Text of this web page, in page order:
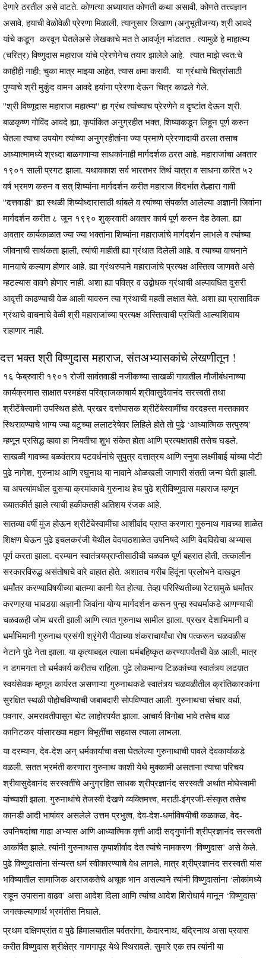
देणारे ठरतील असे वाटते. कोणत्या अध्यायात कोणती कथा असावी, कोणते तत्त्वज्ञान
असावे, हयाची वेळोवेळी प्रेरणा मिळाली, त्यानुसार लिखाण (अनुभूतीजन्य) श्री आवदे
यांचे कडून करवून घेतलेअसे लेखकाचे मत ते आवर्जून मांडतात . त्यामुळे हे माहात्म्य
(चरित्र) विष्णुदास महाराज यांचे प्रेरणेनेच तयार झालेले आहे. त्यात माझे स्वत:चे
काहीही नाही; चुका मात्र माझ्या आहेत, त्यास क्षमा करावी. या ग्रंथाचे चित्रांसाठी
पुण्याचे श्री मुकुंद वामन आवदे हयांना प्रेरणा देऊन चित्र काढले गेले.
''श्री विष्णूदास महाराज महात्म्य'' हा ग्रंथ त्यांच्याच प्रेरणेने व दृष्टांत देऊन श्री.
बाळकृष्ण गोविंद आवदे ह्या, कृपांकित अनुग्रहीत भक्त, शिष्याकडून लिहून पूर्ण करुन
घेतला त्याचा उपयोग त्यांच्या अनुग्रहीतांना ज्या प्रमाणे प्रेरणादायी ठरला तसाच
आध्यात्मामध्ये श्रध्दा बाळगणाऱ्या साधकांनाही मार्गदर्शक ठरत आहे. महाराजांचा अवतार
१९०१ साली प्रगट झाला. यथावकाश सर्व भारतभर तिर्थ यात्रा व साधना करित ५२
वर्ष भ्रमण करुन व सत् शिष्यांना मार्गदर्शन करीत महाराज विदर्भात तेल्हारा गावी
''दत्तवाडी'' ह्या स्थळी शिष्योध्दारासाठी थांबले व त्यांच्या संपर्कात आलेल्या अज्ञानी जिवांना
मार्गदर्शन करीत ८ जून १९९० शुक्रवारी अवतार कार्य पूर्ण करुन देह ठेवला. ह्या
अवतार कार्यकाळात ज्या ज्या भक्तांना शिष्यांना महाराजांचे मार्गदर्शन लाभले व त्यांच्या
जीवनाची सार्थकता झाली, त्यांची माहीती ह्या ग्रंथात दिलेली आहे. व त्याच्या वाचनाने
मानवाचे कल्याण होणार आहे. ह्या ग्रंथरुपाने महाराजांचे प्रत्यक्ष अस्तित्व जाणवते असे
म्हटल्यास वावगे होणार नाही. अशा ह्या पवित्र व उद्बोधक ग्रंथाची अल्पावधित दुसरी
आवृत्ती काढण्याची वेळ आली यावरुन त्या ग्रंथाची महती लक्षात येते. अशा ह्या प्रासादिक
ग्रंथाचे वाचनाचे वेळी श्री महाराजांच्या प्रत्यक्ष अस्तित्वाची प्रचिती आल्याशिवाय
राहाणार नाही.
दत्त भक्त श्री विष्णुदास महाराज, संतअभ्यासकांचे लेखणीतून !
१६ फेब्रुवारी १९०१ रोजी सावंतवाडी नजीकच्या साखळी गावातील मौजीबंधनाच्या
कार्यक्रमास साक्षात परमहंस परिव्राजकाचार्य श्रीवासुदेवानंद सरस्वती तथा
श्रीटेंबेस्वामी उपस्थित होते. प्रखर दत्तोपासक श्रीटेंबेस्वामींचा वरदहस्त मस्तकावर
स्थिरावण्याचे भाग्य ज्या बटूच्या ललाटरेषेवर लिहिले होते तो पुढे ‘आध्यात्मिक सत्पुरुष’
म्हणून प्रसिद्ध व्हावा हा नियतीचा शुभ संकेत होता आणि प्रत्यक्षातही तसेच घडले.
साखळी गावच्या बळवंतराव पटवर्धनांचे सुपुत्र दत्तात्रय आणि स्नुषा लक्ष्मीबाई यांच्या पोटी
पुढे नागेश, गुरुनाथ आणि रघुनाथ या नावाने ओळखली जाणारी संतती जन्म घेती झाली.
या अपत्यांमधील दुसऱ्या क्रमांकाचे गुरुनाथ हेच पुढे श्रीविष्णुदास महाराज म्हणून
ख्यातकीर्त झाले त्याची हकीकतही अतिशय रंजक आहे.
सातव्या वर्षी मुंज होऊन श्रीटेंबेस्वामींचा आशीर्वाद प्राप्त करणारा गुरुनाथ गावच्या शाळेत
शिक्षण घेऊन पुढे इचलकरंजी येथील वेदपाठशाळेत उपनिषदे आणि वेदविद्येचा अभ्यास
पूर्ण करता झाला. दरम्यान स्वातंत्र्यप्राप्तीसाठीची चळवळ पूर्ण बहरात होती, तत्कालीन
सरकारविरुद्ध असंतोषाचे वारे वाहात होते. अशातच गरीब हिंदूंना प्रलोभने दाखवून
धर्मांतर करण्याविषयीच्या बातम्या कानी येत होत्या. तेव्हा परिस्थितीच्या रेटय़ामुळे धर्मांतर
करणाऱया भाबडय़ा अज्ञानी जिवांना योग्य मार्गदर्शन करून पुन्हा स्वधर्माकडे आणण्याची
चळवळही जोम धरती झाली आणि त्यात गुरुनाथ सामील झाला. प्रखर देशाभिमानी व
धर्माभिमानी गुरुनाथ प्रसंगी श्रृंगेरी पीठाच्या शंकराचार्यांचा रोष पत्करून चळवळीस
नेटाने पुढे नेता झाला. या कृत्याबद्दल त्याला धर्मबहिष्कृत करण्यापर्यंतची वेळ आली, मात्र
न डगमगता तो धर्मकार्य करीतच राहिला. पुढे लोकमान्य टिळकांच्या स्वातंत्र्य लढय़ात
स्वयंसेवक म्हणून कार्यरत असणाऱ्या गुरुनाथकडे स्वातंत्र्य चळवळीतील क्रांतिकारकांना
सुरक्षित स्थळी पोहोचविण्याची जबाबदारी सोपविण्यात आली. गुरुनाथचा संचार वर्धा,
पवनार, अमरावतीपासून थेट लाहोरपर्यंत झाला. आचार्य विनोबा भावे तसेच बाळ
कानिटकर यांसारख्या महान विभूतींचा सहवास त्याला लाभला.
या दरम्यान, देव-देश अन् धर्मकार्याचा वसा घेतलेल्या गुरुनाथाची पावले देवकार्याकडे
वळली. सतत भ्रमंती करणारा गुरुनाथ काशी येथे मुक्कामी असताना त्याचा परिचय
श्रीवासुदेवानंद सरस्वतींचे अनुग्रहित साधक श्रीप्रज्ञानंद सरस्वती अर्थात मोघेस्वामी
यांच्याशी झाला. गुरुनाथांचे तेजस्वी देखणे व्यक्तिमत्त्व, मराठी-इंग्रजी-संस्कृत तसेच
कानडी आदी भाषांवर असलेले उत्तम प्रभुत्व, देव-देश-धर्माविषयीची कळकळ, वेद-
उपनिषदांचा गाढा अभ्यास आणि आध्यात्मिक वृत्ती आदी सद्गुणांनी श्रीप्रज्ञानंद सरस्वती
आकर्षित झाले. त्यांनी गुरुनाथास कृपाशीर्वाद देत त्यांचे नामकरण ‘विष्णुदास’ असे केले.
पुढे विष्णुदासांना संन्यस्त धर्म स्वीकारण्याचे वेध लागले, मात्र श्रीप्रज्ञानंद सरस्वती यांस
भविष्यातील सामाजिक अराजकतेचे अचूक भान असल्याने त्यांनी विष्णुदासांना ‘लोकांमध्ये
राहून उपासना वाढव’ असा आदेश दिला आणि त्यांचा आदेश शिरोधार्य मानून ‘विष्णुदास’
जगत्कल्याणार्थ भ्रमंतीस निघाले.
प्रथम दक्षिणप्रांत व पुढे हिमालयातील पर्वतरांगा, केदारनाथ, बद्रिनाथ असा प्रवास
करीत विष्णुदास श्रीक्षेत्र गाणगापूर येथे स्थिरावले. सुमारे एक तप त्यांनी या